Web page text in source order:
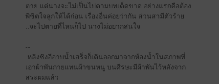
ตาย แต่นางจะไม่เป็นไปตามบทเด็ดขาด อย่างแรกคือต้อง
พิชิตใจลูกให้ได้ก่อน เรื่องอื่นค่อยว่ากัน ส่วนสามีตัวร้าย
..จะไปตายที่ไหนก็ไป นางไม่อยากสนใจ
--
.หลิงซิงอีอาบน้ำเสร็จก็เดินออกมาจากห้องน้ำในสภาพที่
เอาผ้าพันกายแทนผ้าขนหนู บนศีรษะมีผ้าพันไว้หลังจาก
สระผมแล้ว